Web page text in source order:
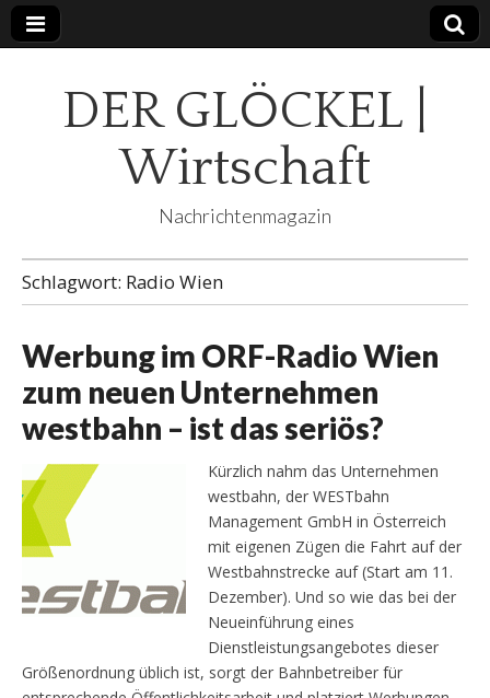
DER GLÖCKEL |
Wirtschaft
Nachrichtenmagazin
Schlagwort: Radio Wien
Werbung im ORF-Radio Wien
zum neuen Unternehmen
westbahn – ist das seriös?
Kürzlich nahm das Unternehmen
westbahn, der WESTbahn
Management GmbH in Österreich
mit eigenen Zügen die Fahrt auf der
Westbahnstrecke auf (Start am 11.
Dezember). Und so wie das bei der
Neueinführung eines
Dienstleistungsangebotes dieser
Größenordnung üblich ist, sorgt der Bahnbetreiber für